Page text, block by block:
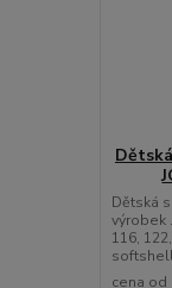
Dětská
výrobek
116,
cena od